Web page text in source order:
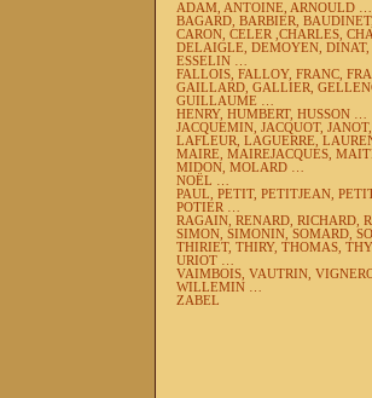
ADAM, ANTOINE, ARNOULD …
BAGARD, BARBIER,
CARON, CELER ,CHARLES,
DELAIGLE, DEMOYEN,
ESSELIN …
FALLOIS, FALLOY, FRANC,
GAILLARD, GALLIER,
GUILLAUME …
HENRY, HUMBERT, HUSSON …
JACQUEMIN, JACQUOT,
LAFLEUR, LAGUERRE,
MAIRE, MAIREJACQUES,
MIDON, MOLARD …
NOËL …
PAUL, PETIT, PETITJEAN,
POTIER …
RAGAIN, RENARD, RICHARD,
SIMON, SIMONIN, SOMARD,
THIRIET, THIRY, THOMAS,
URIOT …
VAIMBOIS, VAUTRIN,
WILLEMIN …
ZABEL